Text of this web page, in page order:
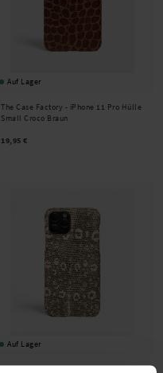
Auf Lager
The Case Factory - iPhone 11 Pro Hülle
Small Croco Braun
19,95 €
Auf Lager
The Case Factory -iPhone 11 Pro Hülle